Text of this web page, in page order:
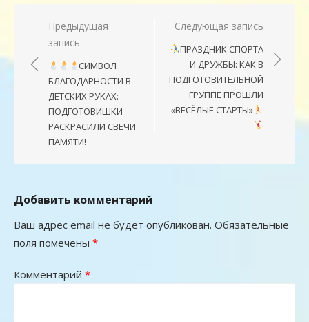
Навигация
записям
Предыдущая
запись
СИМВОЛ
БЛАГОДАРНОСТИ В
ДЕТСКИХ РУКАХ:
ПОДГОТОВИШКИ
РАСКРАСИЛИ СВЕЧИ
ПАМЯТИ!
Следующая запись
ПРАЗДНИК СПОРТА
И ДРУЖБЫ: КАК В
ПОДГОТОВИТЕЛЬНОЙ
ГРУППЕ ПРОШЛИ
«ВЕСЁЛЫЕ СТАРТЫ»
Добавить комментарий
Ваш адрес email не будет опубликован. Обязательные
поля помечены *
Комментарий *